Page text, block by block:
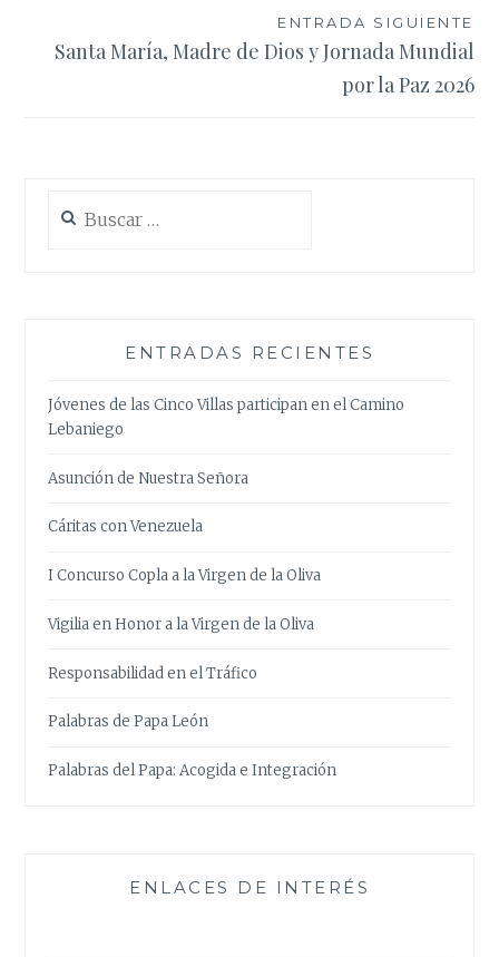
ENTRADA SIGUIENTE
Santa María, Madre de Dios y Jornada Mundial
por la Paz 2026
ENTRADAS RECIENTES
Jóvenes de las Cinco Villas participan en el Camino
Lebaniego
Asunción de Nuestra Señora
Cáritas con Venezuela
I Concurso Copla a la Virgen de la Oliva
Vigilia en Honor a la Virgen de la Oliva
Responsabilidad en el Tráfico
Palabras de Papa León
Palabras del Papa: Acogida e Integración
ENLACES DE INTERÉS